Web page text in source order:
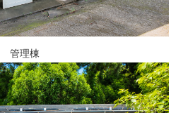
管理棟